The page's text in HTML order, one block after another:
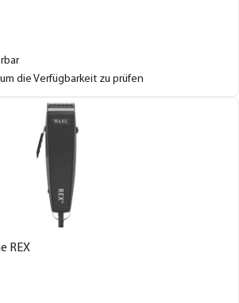
die Verfügbarkeit zu prüfen
REX